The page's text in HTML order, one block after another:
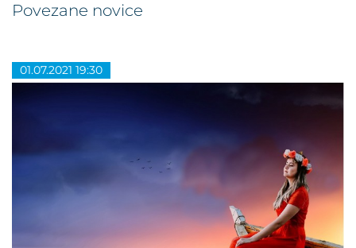
Povezane novice
01.07.2021 19:30